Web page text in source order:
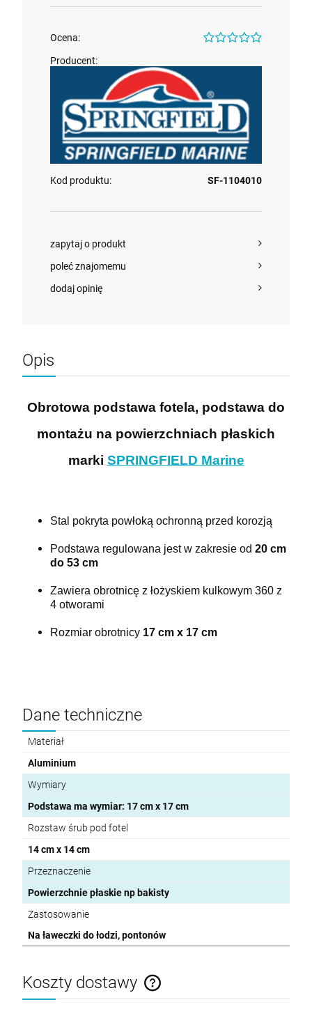
Seria BLACK Obrotowa podstawa fotela z
blokadą obrotu pod nogę fotela 2-3/8 cala
Ocena:
Producent:
Kod produktu: SF-1104010
zapytaj o produkt
poleć znajomemu
dodaj opinię
Opis
Obrotowa podstawa fotela, podstawa do
montażu na powierzchniach płaskich
marki SPRINGFIELD Marine
Stal pokryta powłoką ochronną przed korozją
Podstawa regulowana jest w zakresie od 20 cm
do 53 cm
Zawiera obrotnicę z łożyskiem kulkowym 360 z
4 otworami
Rozmiar obrotnicy 17 cm x 17 cm
Dane techniczne
Materiał
Aluminium
Wymiary
Podstawa ma wymiar: 17 cm x 17 cm
Rozstaw śrub pod fotel
14 cm x 14 cm
Przeznaczenie
Powierzchnie płaskie np bakisty
Zastosowanie
Na ławeczki do łodzi, pontonów
Koszty dostawy
Cena nie zawiera ewentualnych kosztów płatności